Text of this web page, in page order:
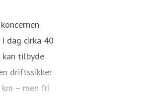
dag cirka 40
tilbyde
driftssikker
– men fri